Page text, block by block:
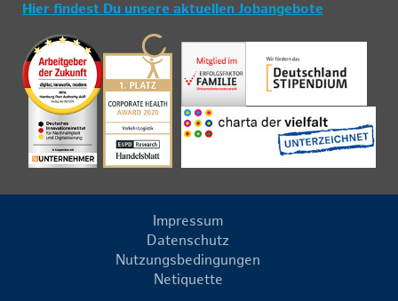
Hier findest Du unsere aktuellen Jobangebote
Impressum
Datenschutz
Nutzungsbedingungen
Netiquette